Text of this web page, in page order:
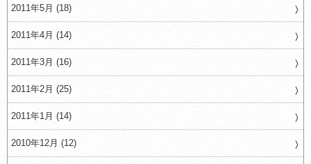
2011年5月 (18)
2011年4月 (14)
2011年3月 (16)
2011年2月 (25)
2011年1月 (14)
2010年12月 (12)